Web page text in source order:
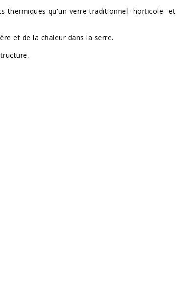
thermiques qu'un verre traditionnel -horticole- et
et de la chaleur dans la serre.